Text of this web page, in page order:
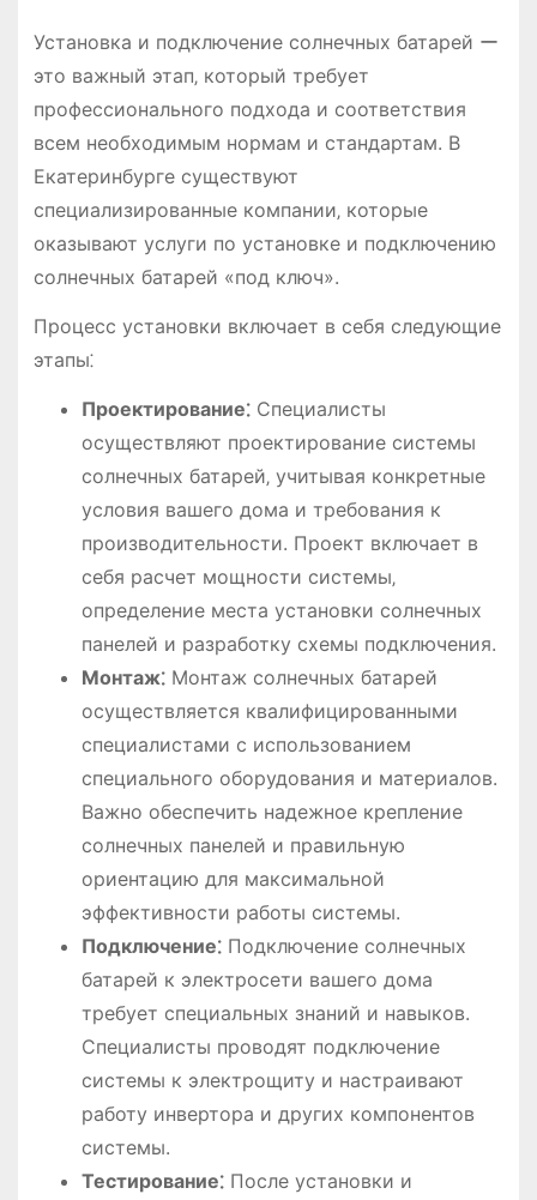
Установка и подключение солнечных батарей ー
это важный этап‚ который требует
профессионального подхода и соответствия
всем необходимым нормам и стандартам. В
Екатеринбурге существуют
специализированные компании‚ которые
оказывают услуги по установке и подключению
солнечных батарей «под ключ».
Процесс установки включает в себя следующие
этапы⁚
Проектирование⁚Специалисты
осуществляют проектирование системы
солнечных батарей‚ учитывая конкретные
условия вашего дома и требования к
производительности. Проект включает в
себя расчет мощности системы‚
определение места установки солнечных
панелей и разработку схемы подключения.
Монтаж⁚Монтаж солнечных батарей
осуществляется квалифицированными
специалистами с использованием
специального оборудования и материалов.
Важно обеспечить надежное крепление
солнечных панелей и правильную
ориентацию для максимальной
эффективности работы системы.
Подключение⁚Подключение солнечных
батарей к электросети вашего дома
требует специальных знаний и навыков.
Специалисты проводят подключение
системы к электрощиту и настраивают
работу инвертора и других компонентов
системы.
Тестирование⁚После установки и